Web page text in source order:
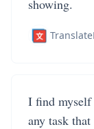
showing.
I find myself
any task